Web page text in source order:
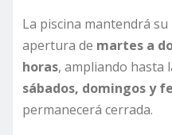
La piscina mantendrá
apertura de martes a
horas, ampliando hasta
sábados, domingos y
permanecerá cerrada.